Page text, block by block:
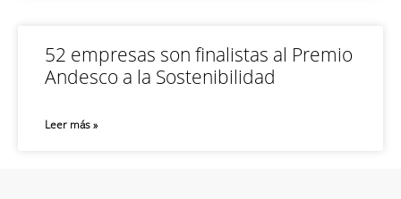
52 empresas son finalistas al Premio
Andesco a la Sostenibilidad
Leer más »